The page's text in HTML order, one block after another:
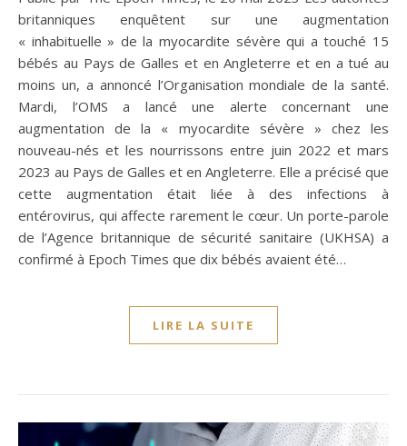
britanniques enquêtent sur une augmentation
« inhabituelle » de la myocardite sévère qui a touché 15
bébés au Pays de Galles et en Angleterre et en a tué au
moins un, a annoncé l’Organisation mondiale de la santé.
Mardi, l’OMS a lancé une alerte concernant une
augmentation de la « myocardite sévère » chez les
nouveau-nés et les nourrissons entre juin 2022 et mars
2023 au Pays de Galles et en Angleterre. Elle a précisé que
cette augmentation était liée à des infections à
entérovirus, qui affecte rarement le cœur. Un porte-parole
de l’Agence britannique de sécurité sanitaire (UKHSA) a
confirmé à Epoch Times que dix bébés avaient été…
LIRE LA SUITE